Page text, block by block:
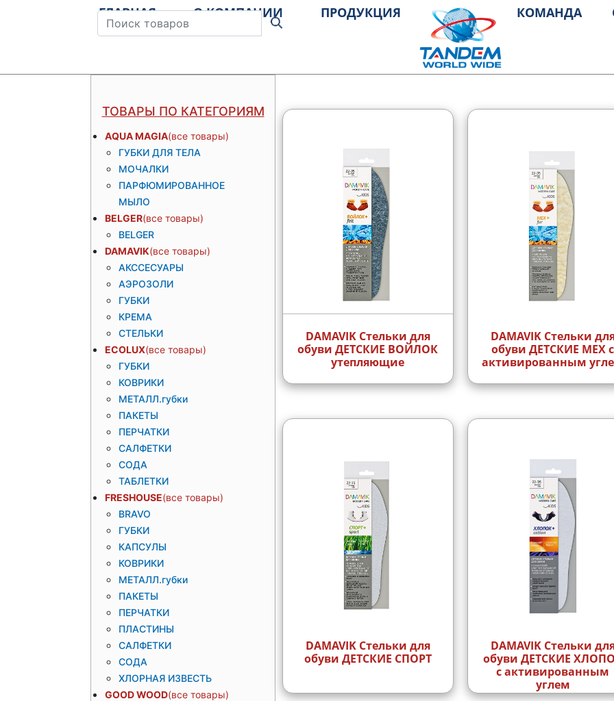
ГЛАВНАЯ О КОМПАНИИ ПРОДУКЦИЯ КОМАНДА
ТОВАРЫ ПО КАТЕГОРИЯМ
AQUA MAGIA
ГУБКИ ДЛЯ ТЕЛА
МОЧАЛКИ
ПАРФЮМИРОВАННОЕ
МЫЛО
BELGER
BELGER
DAMAVIK
АКССЕСУАРЫ
АЭРОЗОЛИ
ГУБКИ
КРЕМА
СТЕЛЬКИ
ECOLUX
ГУБКИ
КОВРИКИ
МЕТАЛЛ.губки
ПАКЕТЫ
ПЕРЧАТКИ
САЛФЕТКИ
СОДА
ТАБЛЕТКИ
FRESHOUSE
BRAVO
ГУБКИ
КАПСУЛЫ
КОВРИКИ
МЕТАЛЛ.губки
ПАКЕТЫ
ПЕРЧАТКИ
ПЛАСТИНЫ
САЛФЕТКИ
СОДА
ХЛОРНАЯ ИЗВЕСТЬ
GOOD WOOD
DAMAVIK Стельки для
обуви ДЕТСКИЕ ВОЙЛОК
утепляющие
DAMAVIK Стельки
обуви ДЕТСКИЕ МЕХ с
активированным
DAMAVIK Стельки для
обуви ДЕТСКИЕ СПОРТ
DAMAVIK Стельки
обуви ДЕТСКИЕ ХЛОПОК
с активированным
углем